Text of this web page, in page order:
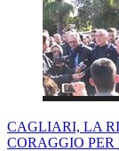
CAGLIARI, LA
CORAGGIO